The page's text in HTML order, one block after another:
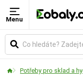
Menu
Potřeby pro sklad a
Barva
Vyberte si
Materiál
Zvolte typ
Návin (m)
Udává celkovou
Šířka role (mm)
Udává celkovou
palet.